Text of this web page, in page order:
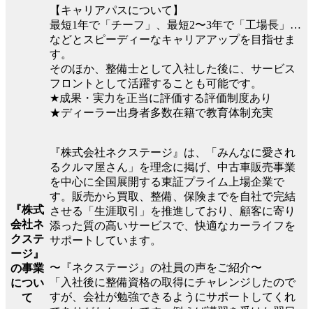
【キャリアパスについて】
最短1年で「チーフ」、最短2〜3年で「工場長」…
などとスピーディーなキャリアアップを目指せま
す。
そのほか、整備士として入社した後に、サービス
フロントとして活躍することも可能です。
★成果・実力を正当に評価する評価制度あり
★ディーラー出身者多数在籍で教育体制充実
『株式
会社ネ
クステ
ージ』
の事業
につい
て
『株式会社ネクステージ』は、「みんなに愛され
るクルマ屋さん」を理念に掲げ、中古車販売事業
を中心に全国展開する東証プライム上場企業で
す。販売から買取、整備、保険までを自社で完結
させる「生涯取引」を推進しており、顧客に寄り
添った質の高いサービスで、快適なカーライフを
サポートしています。
〜『ネクステージ』の社員の声をご紹介〜
「入社後に整備資格の取得にチャレンジしたので
すが、会社が勉強できるようにサポートしてくれ